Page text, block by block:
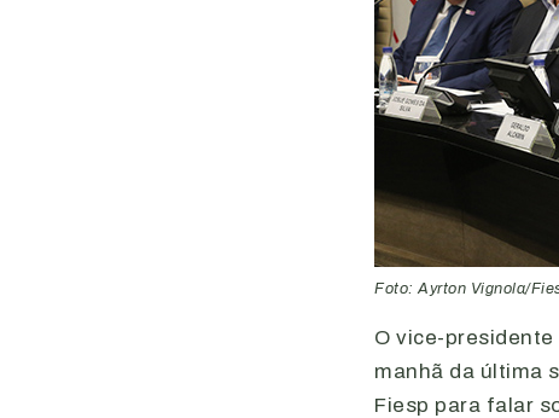
Foto: Ayrton Vignola/
O vice-
manhã da última
Fiesp para falar